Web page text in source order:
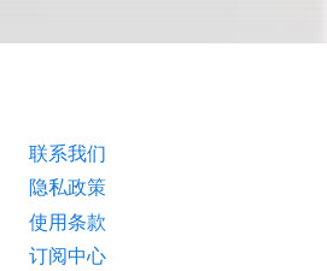
联系我们
隐私政策
使用条款
订阅中心